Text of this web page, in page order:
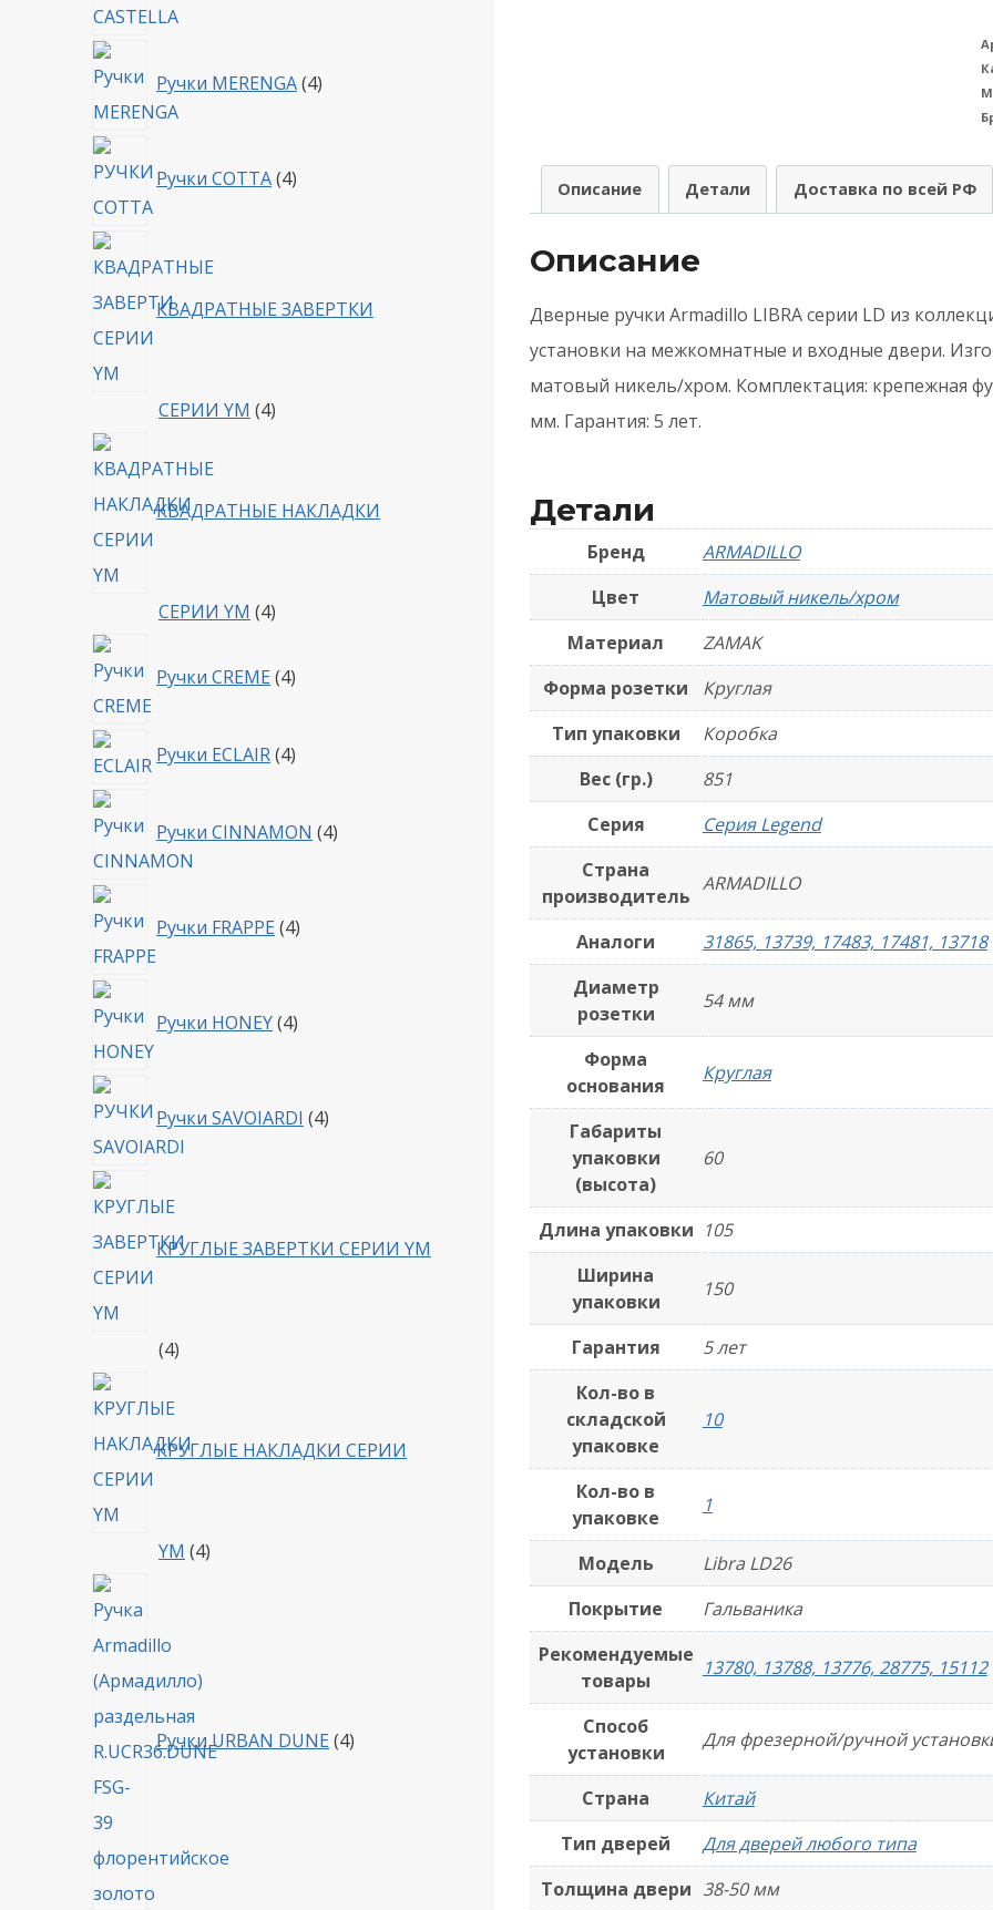
(
Описание Детали Доставка по всей РФ
Описание
Дверные ручки Armadillo LIBRA серии LD из
установки на межкомнатные и входные двери.
матовый никель/хром. Комплектация: крепежная
мм. Гарантия: 5 лет.
Детали
Бренд
ARMADILLO
Цвет
Матовый никель/хром
Материал
ZAMAK
Форма розетки
Круглая
Тип упаковки
Коробка
Вес (гр.)
851
Серия
Серия Legend
Страна
производитель
ARMADILLO
Аналоги
31865, 13739, 17483, 17481, 13718
Диаметр
розетки
54 мм
Форма
основания
Круглая
Габариты
упаковки
(высота)
60
Длина упаковки 105
Ширина
упаковки
150
Гарантия
5 лет
Кол-во в
складской
упаковке
10
Кол-во в
упаковке
1
Модель
Libra LD26
Покрытие
Гальваника
Рекомендуемые
товары
13780, 13788, 13776, 28775, 15112
Способ
установки
Для фрезерной/ручной
Страна
Китай
Тип дверей
Для дверей любого типа
Толщина двери 38-50 мм
Ручки MERENGA 4товара
Ручки COTTA 4товара
КВАДРАТНЫЕ ЗАВЕРТКИ
СЕРИИ YM 44
КВАДРАТНЫЕ НАКЛАДКИ
СЕРИИ YM 44
Ручки CREME 4товара
Ручки ECLAIR 44
Ручки CINNAMON 4товара
Ручки FRAPPE 4товара
Ручки HONEY 4товара
Ручки SAVOIARDI 4товара
КРУГЛЫЕ ЗАВЕРТКИ СЕРИИ YM
44
КРУГЛЫЕ НАКЛАДКИ СЕРИИ
YM 44
Ручки URBAN DUNE 4